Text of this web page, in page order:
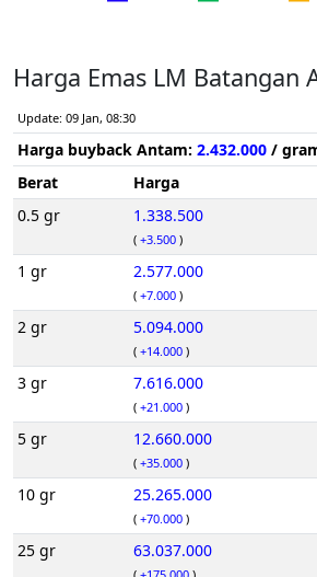
Harga Emas LM Batangan
Update: 09 Jan, 08:30
Harga buyback Antam: 2.432.000 /
Berat Harga
0.5 gr
1.338.500
( +3.500 )
1 gr 2.577.000
( +7.000 )
2 gr 5.094.000
( +14.000 )
3 gr 7.616.000
( +21.000 )
5 gr 12.660.000
( +35.000 )
10 gr 25.265.000
( +70.000 )
25 gr 63.037.000